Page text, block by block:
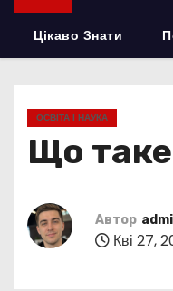
Цікаво Знати
ОСВІТА І НАУКА
Що
Автор
Кві 27,